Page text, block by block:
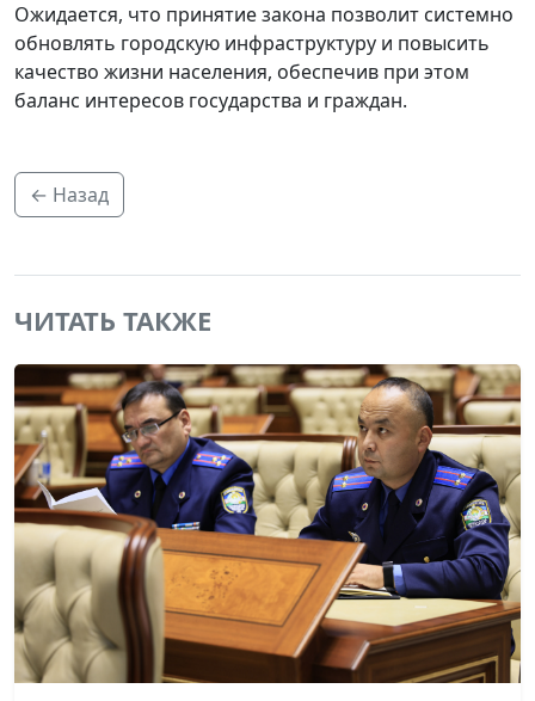
Ожидается, что принятие закона позволит системно
обновлять городскую инфраструктуру и повысить
качество жизни населения, обеспечив при этом
баланс интересов государства и граждан.
← Назад
ЧИТАТЬ ТАКЖЕ